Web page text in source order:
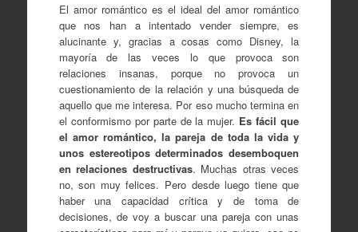
El amor romántico es el ideal del amor romántico
que nos han a intentado vender siempre, es
alucinante y, gracias a cosas como Disney, la
mayoría de las veces lo que provoca son
relaciones insanas, porque no provoca un
cuestionamiento de la relación y una búsqueda de
aquello que me interesa. Por eso mucho termina en
el conformismo por parte de la mujer. Es fácil que
el amor romántico, la pareja de toda la vida y
unos estereotipos determinados desemboquen
en relaciones destructivas. Muchas otras veces
no, son muy felices. Pero desde luego tiene que
haber una capacidad crítica y de toma de
decisiones, de voy a buscar una pareja con unas